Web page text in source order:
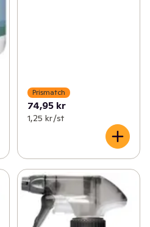
Prismatch
74,95 kr
1,25 kr /st